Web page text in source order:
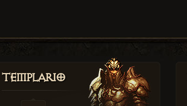
Templario